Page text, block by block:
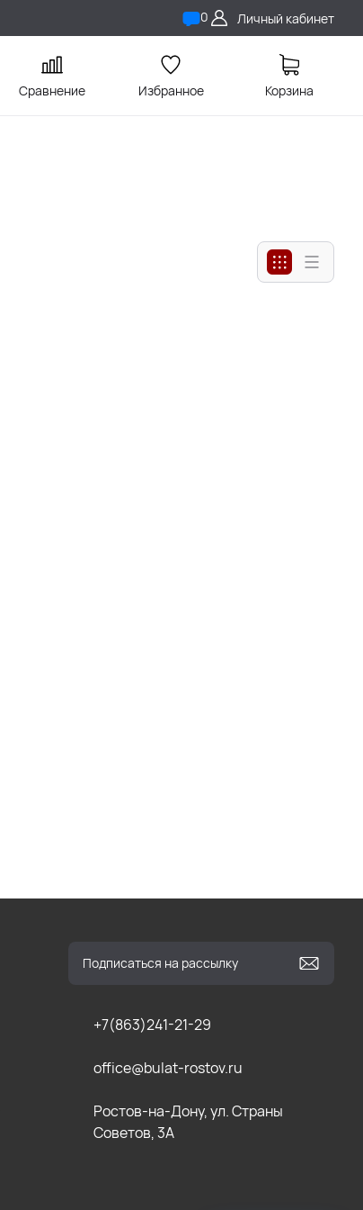
0 Личный кабинет
Сравнение Избранное Корзина
+7(863)241-21-29
office@bulat-rostov.ru
Ростов-на-Дону, ул. Страны
Советов, 3А